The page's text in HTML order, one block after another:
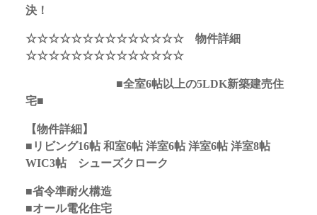
決！
☆☆☆☆☆☆☆☆☆☆☆☆☆☆ 物件詳細
☆☆☆☆☆☆☆☆☆☆☆☆☆☆
■全室6帖以上の5LDK新築建売住
宅■
【物件詳細】
■リビング16帖 和室6帖 洋室6帖 洋室6帖 洋室8帖
WIC3帖 シューズクローク
■省令準耐火構造
■オール電化住宅